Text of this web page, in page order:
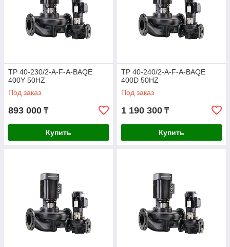
TP 40-230/2-A-F-A-BAQE
400Y 50HZ
Под заказ
893 000 ₸
Купить
TP 40-240/2-A-F-A-BAQE
400D 50HZ
Под заказ
1 190 300 ₸
Купить